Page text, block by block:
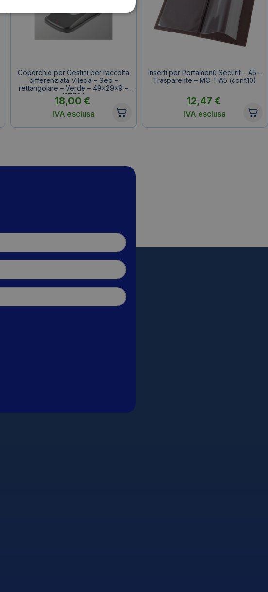
Coperchio per Cestini per raccolta
differenziata Vileda – Geo –
rettangolare – Verde – 49x29x9 –
137734
18,00€
IVA esclusa
Inserti per Portamenù Securit – A5 –
Trasparente – MC-TIA5 (conf.10)
12,47€
IVA esclusa